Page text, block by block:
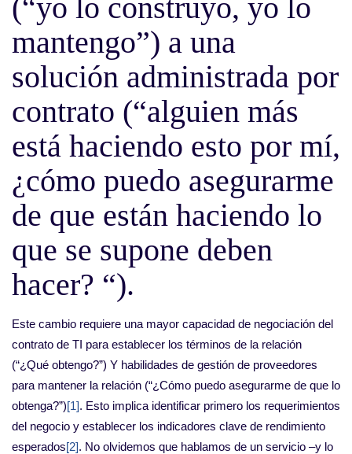
(“yo lo construyo, yo lo
mantengo”) a una
solución administrada por
contrato (“alguien más
está haciendo esto por mí,
¿cómo puedo asegurarme
de que están haciendo lo
que se supone deben
hacer? “).
Este cambio requiere una mayor capacidad de negociación del
contrato de TI para establecer los términos de la relación
(“¿Qué obtengo?”) Y habilidades de gestión de proveedores
para mantener la relación (“¿Cómo puedo asegurarme de que lo
obtenga?”)[1]. Esto implica identificar primero los requerimientos
del negocio y establecer los indicadores clave de rendimiento
esperados[2]. No olvidemos que hablamos de un servicio –y lo